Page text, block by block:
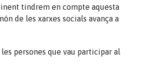
tindrem en compte aquesta
de les xarxes socials avança a
persones que vau participar al